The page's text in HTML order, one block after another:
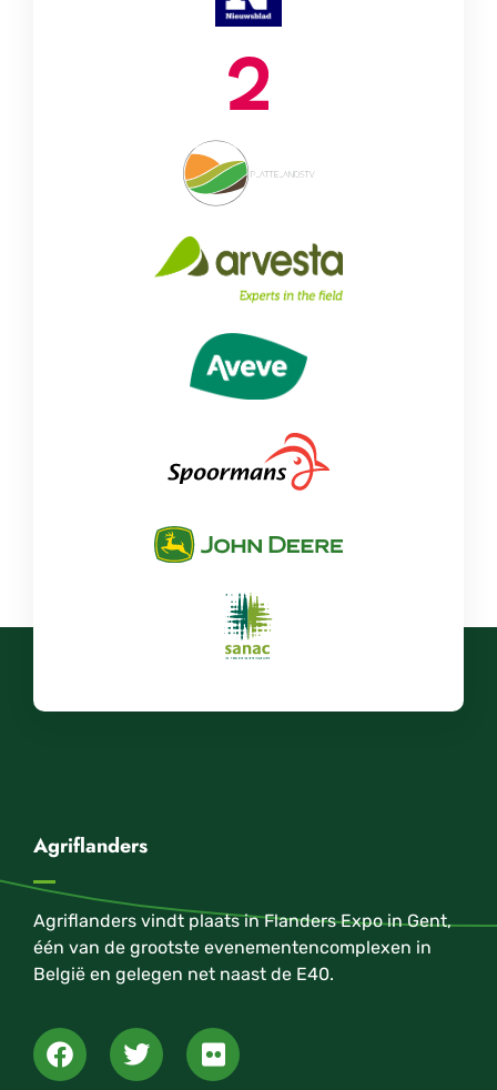
Agriflanders
Agriflanders vindt plaats in Flanders Expo in Gent,
één van de grootste evenementencomplexen in
België en gelegen net naast de E40.